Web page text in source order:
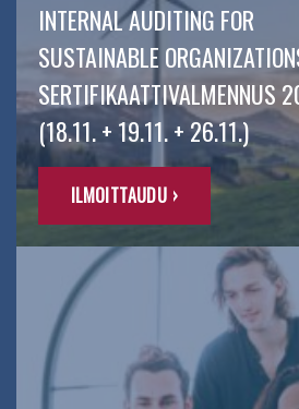
INTERNAL AUDITING FOR
SUSTAINABLE
SERTIFIKAATTIVALMENNUS
(18.11. + 19.11. + 26.11.)
ILMOITTAUDU ›